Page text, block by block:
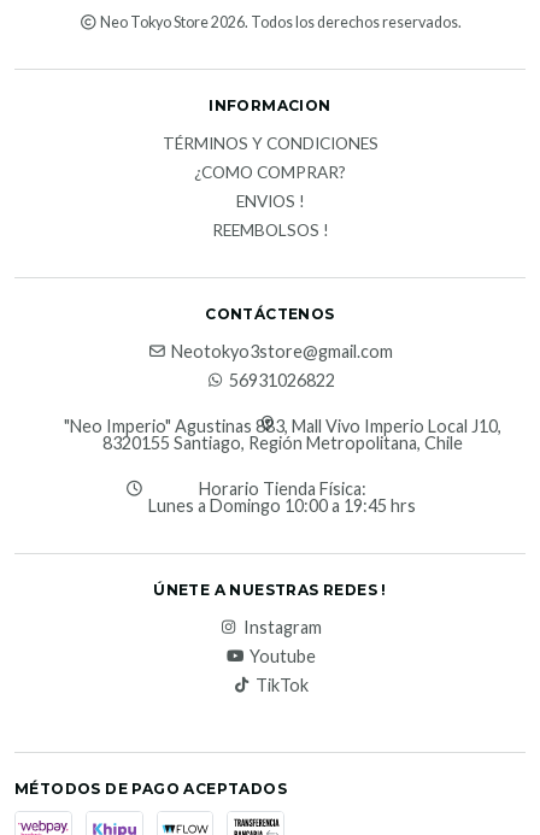
Neo Tokyo Store 2026. Todos los derechos reservados.
INFORMACION
TÉRMINOS Y CONDICIONES
¿COMO COMPRAR?
ENVIOS !
REEMBOLSOS !
CONTÁCTENOS
Neotokyo3store@gmail.com
56931026822
"Neo Imperio" Agustinas 883, Mall Vivo Imperio Local J10,
8320155 Santiago, Región Metropolitana, Chile
Horario Tienda Física:
Lunes a Domingo 10:00 a 19:45 hrs
ÚNETE A NUESTRAS REDES !
Instagram
Youtube
TikTok
MÉTODOS DE PAGO ACEPTADOS